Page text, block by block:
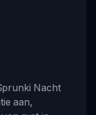
Nacht
aan,